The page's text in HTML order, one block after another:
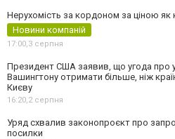
Нерухомість за кордоном за ціною як
Новини компаній
17:00,3 серпня
Президент США заявив, що угода про
Вашингтону отримати більше, ніж
Києву
16:20,2 серпня
Уряд схвалив законопроєкт про
посилки